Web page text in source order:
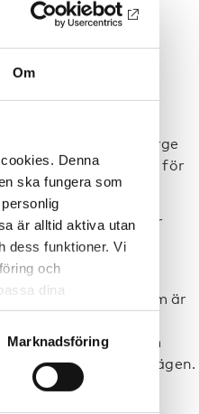
Om
Denna
ska fungera som
är alltid aktiva utan
dess funktioner. Vi
och
dina
och de tjänster
radera dem
Marknadsföring
hjälp
personer med
övervakning av
bland annat i Norge
att tala varmt för
Inari Viskari som är
av
skador. Brukarrum är
mentalvård. Den som
första steg på den vägen.